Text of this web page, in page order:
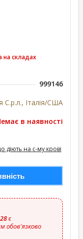
на складах
999146
С.р.л., Італія/США
в наявності
діють на с-му крові
є
обов'язково